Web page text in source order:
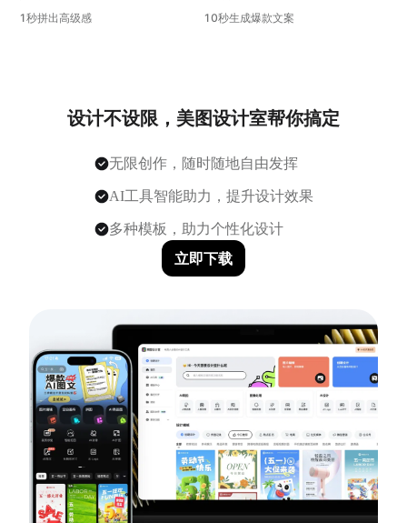
1秒拼出高级感
10秒生成爆款文案
设计不设限，美图设计室帮你搞定
无限创作，随时随地自由发挥
AI工具智能助力，提升设计效果
多种模板，助力个性化设计
立即下载